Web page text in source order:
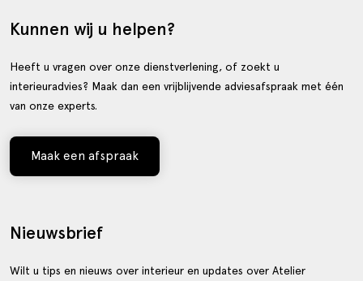
Kunnen wij u helpen?
Heeft u vragen over onze dienstverlening, of zoekt u
interieuradvies? Maak dan een vrijblijvende adviesafspraak met één
van onze experts.
Maak een afspraak
Nieuwsbrief
Wilt u tips en nieuws over interieur en updates over Atelier